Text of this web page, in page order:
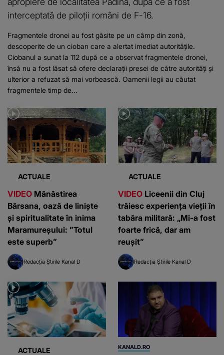
interceptată de piloții români de F-16.
Fragmentele dronei au fost găsite pe un câmp din zonă,
descoperite de un cioban care a alertat imediat autoritățile.
Ciobanul a sunat la 112 după ce a observat fragmentele dronei,
însă nu a fost lăsat să ofere declarații presei de către autorități și
ulterior a refuzat să mai vorbească. Oamenii legii au căutat
fragmentele timp de...
ACTUALE
VIDEO Mănăstirea
Bârsana, oază de liniște
și spiritualitate în inima
Maramureșului: ”Totul
este superb”
Redacția Știrile Kanal D
ACTUALE
VIDEO Liceenii din Cluj
trăiesc experiența vieții în
tabăra militară: „Mi-a fost
foarte frică, dar am
reușit”
Redacția Știrile Kanal D
ACTUALE KANALD.RO